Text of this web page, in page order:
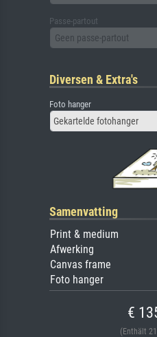
Passe-partout
Geen passe-partout
Diversen & Extra's
Foto hanger
Gekartelde fotohanger
Samenvatting
Print & medium
Afwerking
Canvas frame
Foto hanger
€
(Enthält